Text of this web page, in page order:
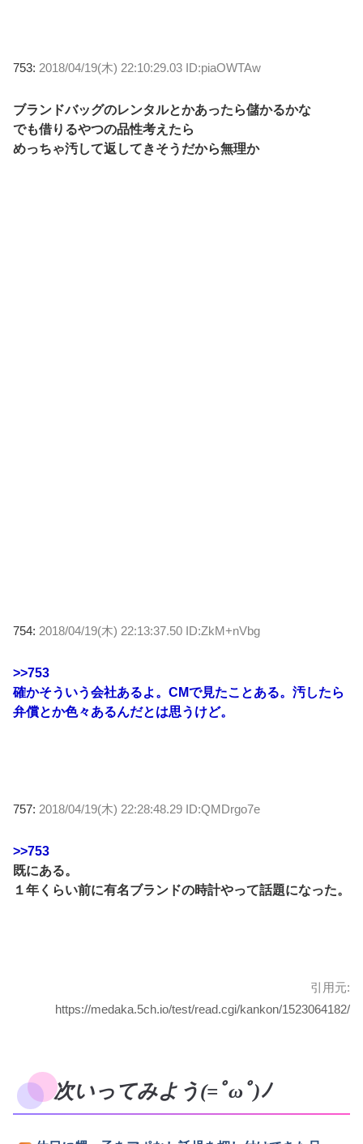
753: 2018/04/19(木) 22:10:29.03 ID:piaOWTAw
ブランドバッグのレンタルとかあったら儲かるかな
でも借りるやつの品性考えたら
めっちゃ汚して返してきそうだから無理か
754: 2018/04/19(木) 22:13:37.50 ID:ZkM+nVbg
>>753
確かそういう会社あるよ。CMで見たことある。汚したら
弁償とか色々あるんだとは思うけど。
757: 2018/04/19(木) 22:28:48.29 ID:QMDrgo7e
>>753
既にある。
１年くらい前に有名ブランドの時計やって話題になった。
引用元:
https://medaka.5ch.io/test/read.cgi/kankon/1523064182/
次いってみよう(=ﾟωﾟ)ﾉ